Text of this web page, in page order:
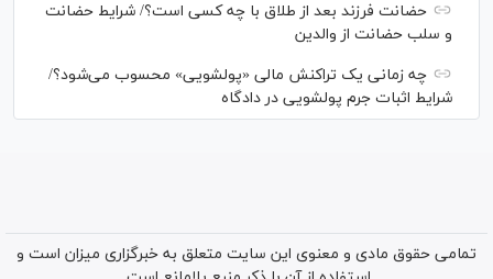
حضانت فرزند بعد از طلاق با چه کسی است؟/ شرایط حضانت
و سلب حضانت از والدین
چه زمانی یک تراکنش مالی «پولشویی» محسوب می‌شود؟/
شرایط اثبات جرم پولشویی در دادگاه
تمامی حقوق مادی و معنوی این سایت متعلق به خبرگزاری میزان است و